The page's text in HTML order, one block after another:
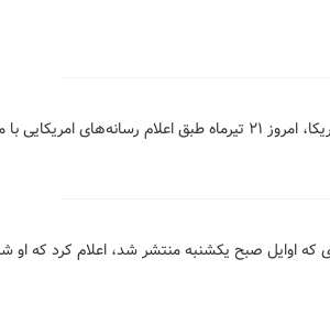
لیندسی گراهام، از چهره‌های شناخته شده و ضدایرانی سنای آمریکا، امروز ۲۱ تیرماه طبق اعلام رسانه‌های
که اوایل صبح یکشنبه منتشر شد، اعلام کرد که